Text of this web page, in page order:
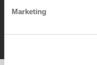
Marketing